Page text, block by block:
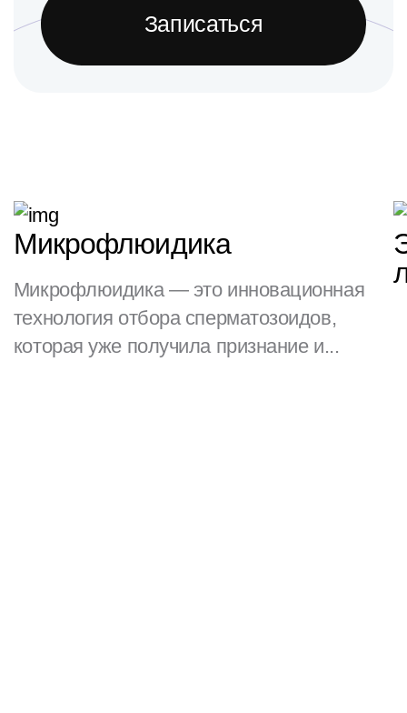
Записаться
Микрофлюидика
Микрофлюидика — это инновационная
технология отбора сперматозоидов,
которая уже получила признание и...